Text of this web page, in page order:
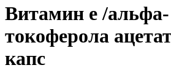
Витамин е /альфа-
токоферола
капс